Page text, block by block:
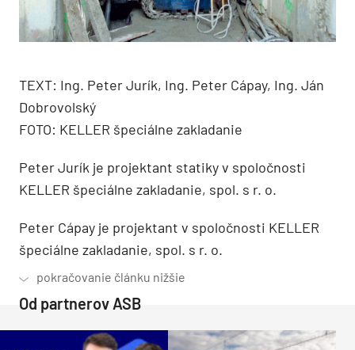
TEXT: Ing. Peter Jurík, Ing. Peter Cápay, Ing. Ján
Dobrovolský
FOTO: KELLER špeciálne zakladanie
Peter Jurík je projektant statiky v spoločnosti
KELLER špeciálne zakladanie, spol. s r. o.
Peter Cápay je projektant v spoločnosti KELLER
špeciálne zakladanie, spol. s r. o.
Od partnerov ASB